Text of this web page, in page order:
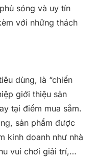
sóng và uy tín
với những thách
dùng, là “chiến
giới thiệu sản
tại điểm mua sắm.
sản phẩm được
kinh doanh như nhà
vui chơi giải trí,…